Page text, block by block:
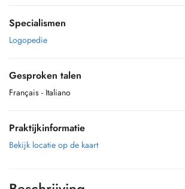
Specialismen
Logopedie
Gesproken talen
Français - Italiano
Praktijkinformatie
Bekijk locatie op de kaart